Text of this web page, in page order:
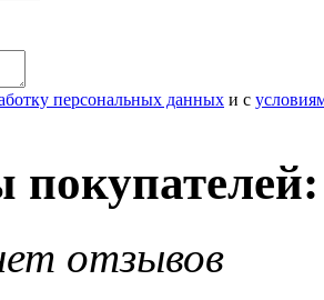
персональных данных и с
отзывов